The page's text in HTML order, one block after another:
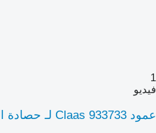
1
فيديو
عمود Claas 933733 لـ حصادة الذرة